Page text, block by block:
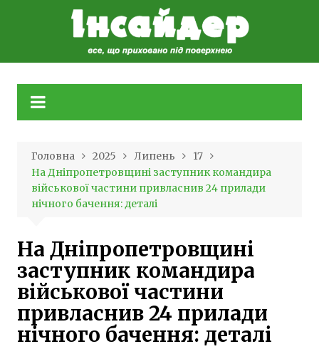
Головна 2025 Липень
17
На Дніпропетровщині заступник командира
військової частини привласнив 24 прилади
нічного бачення: деталі
На Дніпропетровщині
заступник командира
військової частини
привласнив 24 прилади
нічного бачення: деталі